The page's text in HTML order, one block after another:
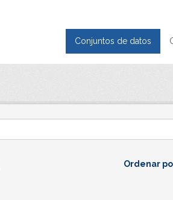
Conjuntos de datos
Ordenar